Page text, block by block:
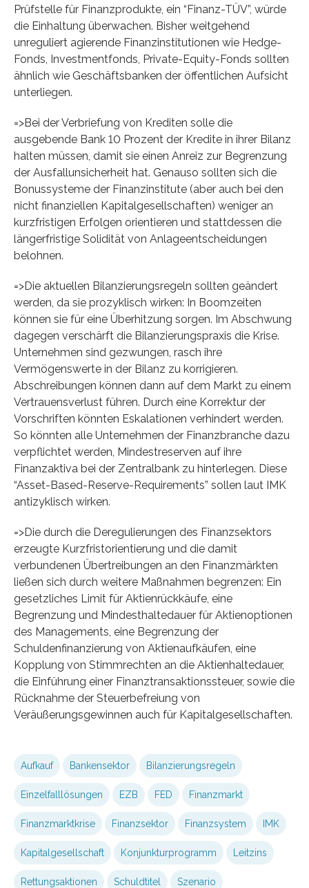
Prüfstelle für Finanzprodukte, ein “Finanz-TÜV”, würde
die Einhaltung überwachen. Bisher weitgehend
unreguliert agierende Finanzinstitutionen wie Hedge-
Fonds, Investmentfonds, Private-Equity-Fonds sollten
ähnlich wie Geschäftsbanken der öffentlichen Aufsicht
unterliegen.
=>Bei der Verbriefung von Krediten solle die
ausgebende Bank 10 Prozent der Kredite in ihrer Bilanz
halten müssen, damit sie einen Anreiz zur Begrenzung
der Ausfallunsicherheit hat. Genauso sollten sich die
Bonussysteme der Finanzinstitute (aber auch bei den
nicht finanziellen Kapitalgesellschaften) weniger an
kurzfristigen Erfolgen orientieren und stattdessen die
längerfristige Solidität von Anlageentscheidungen
belohnen.
=>Die aktuellen Bilanzierungsregeln sollten geändert
werden, da sie prozyklisch wirken: In Boomzeiten
können sie für eine Überhitzung sorgen. Im Abschwung
dagegen verschärft die Bilanzierungspraxis die Krise.
Unternehmen sind gezwungen, rasch ihre
Vermögenswerte in der Bilanz zu korrigieren.
Abschreibungen können dann auf dem Markt zu einem
Vertrauensverlust führen. Durch eine Korrektur der
Vorschriften könnten Eskalationen verhindert werden.
So könnten alle Unternehmen der Finanzbranche dazu
verpflichtet werden, Mindestreserven auf ihre
Finanzaktiva bei der Zentralbank zu hinterlegen. Diese
“Asset-Based-Reserve-Requirements” sollen laut IMK
antizyklisch wirken.
=>Die durch die Deregulierungen des Finanzsektors
erzeugte Kurzfristorientierung und die damit
verbundenen Übertreibungen an den Finanzmärkten
ließen sich durch weitere Maßnahmen begrenzen: Ein
gesetzliches Limit für Aktienrückkäufe, eine
Begrenzung und Mindesthaltedauer für Aktienoptionen
des Managements, eine Begrenzung der
Schuldenfinanzierung von Aktienaufkäufen, eine
Kopplung von Stimmrechten an die Aktienhaltedauer,
die Einführung einer Finanztransaktionssteuer, sowie die
Rücknahme der Steuerbefreiung von
Veräußerungsgewinnen auch für Kapitalgesellschaften.
Aufkauf Bankensektor Bilanzierungsregeln
Einzelfalllösungen EZB FED Finanzmarkt
Finanzmarktkrise Finanzsektor Finanzsystem IMK
Kapitalgesellschaft Konjunkturprogramm Leitzins
Rettungsaktionen Schuldtitel Szenario